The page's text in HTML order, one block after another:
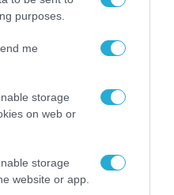
purposes.
me
storage
on web or
storage
website or app.